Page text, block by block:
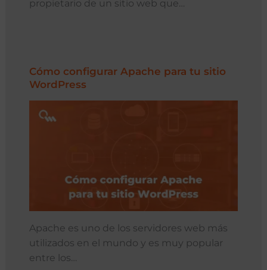
propietario de un sitio web que…
Cómo configurar Apache para tu sitio
WordPress
Apache es uno de los servidores web más
utilizados en el mundo y es muy popular
entre los…